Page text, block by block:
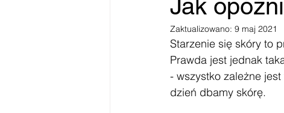
Jak
Zaktualizowano: 9 maj 2021
Starzenie się skóry to
Prawda jest jednak
- wszystko zależne
dzień dbamy skórę.